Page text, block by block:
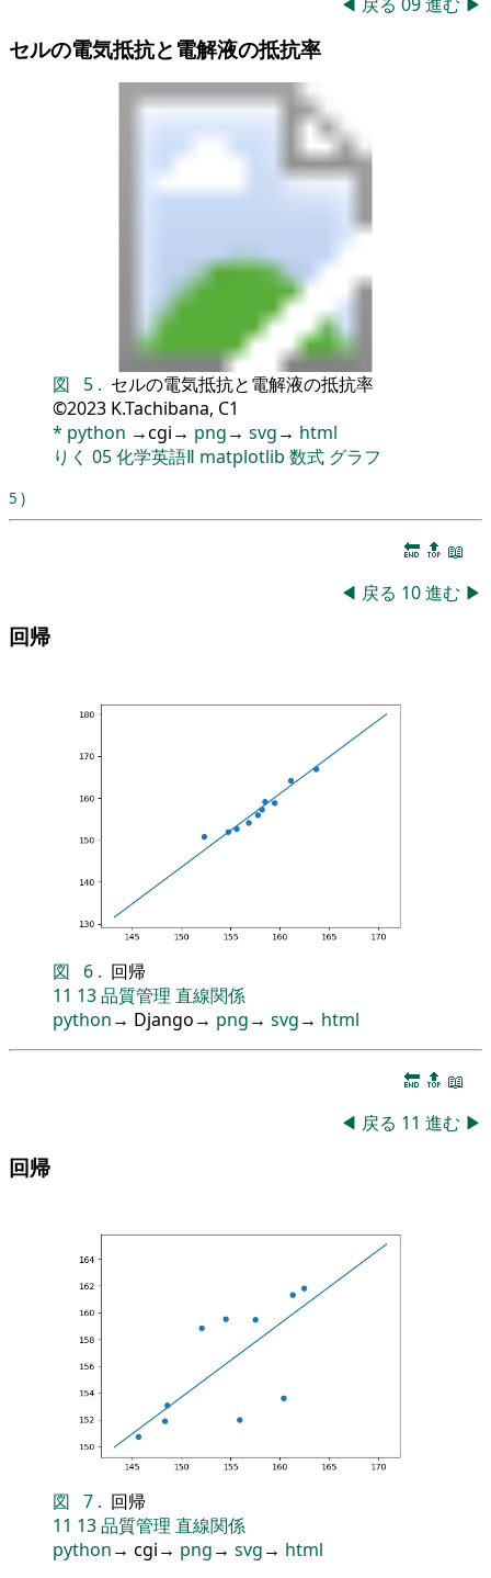
セルの電気抵抗と電解液の抵抗率
図 5 . セルの電気抵抗と電解液の抵抗率
©2023 K.Tachibana, C1
* python →cgi→ png→ svg→ html
りく 05化学英語Ⅱ matplotlib 数式 グラフ
5 )
🔚 🔝 📖
◀ 戻る 10進む ▶
回帰
図 6 . 回帰
11 13品質管理 直線関係
python→ Django→ png→ svg→ html
🔚 🔝 📖
◀ 戻る 11 進む ▶
回帰
図 7 . 回帰
11 13品質管理直線関係
python→ cgi→ png→ svg→ html